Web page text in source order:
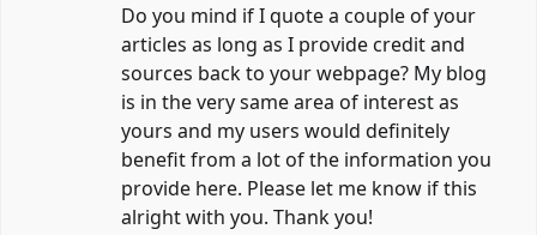
Do you mind if I quote a couple of your
articles as long as I provide credit and
sources back to your webpage? My blog
is in the very same area of interest as
yours and my users would definitely
benefit from a lot of the information you
provide here. Please let me know if this
alright with you. Thank you!